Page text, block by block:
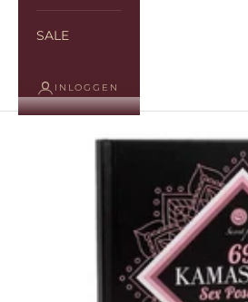
SALE
INLOGGEN